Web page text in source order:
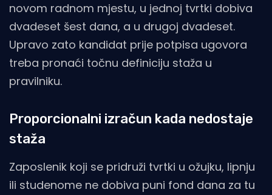
novom radnom mjestu, u jednoj tvrtki dobiva
dvadeset šest dana, a u drugoj dvadeset.
Upravo zato kandidat prije potpisa ugovora
treba pronaći točnu definiciju staža u
pravilniku.
Proporcionalni izračun kada nedostaje
staža
Zaposlenik koji se pridruži tvrtki u ožujku, lipnju
ili studenome ne dobiva puni fond dana za tu